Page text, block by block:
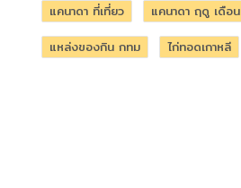
แคนาดา ที่เที่ยว
แคนาดา ฤดู เดือน
แหล่งของกิน กทม
ไก่ทอดเกาหลี